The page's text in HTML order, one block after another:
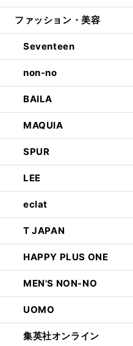
ファッション・美容
Seventeen
non-no
BAILA
MAQUIA
SPUR
LEE
eclat
T JAPAN
HAPPY PLUS ONE
MEN'S NON-NO
UOMO
集英社オンライン